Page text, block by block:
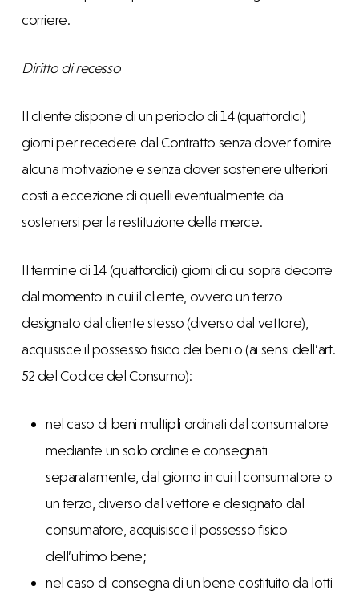
corriere.
Diritto di recesso
Il cliente dispone di un periodo di 14 (quattordici)
giorni per recedere dal Contratto senza dover fornire
alcuna motivazione e senza dover sostenere ulteriori
costi a eccezione di quelli eventualmente da
sostenersi per la restituzione della merce.
Il termine di 14 (quattordici) giorni di cui sopra decorre
dal momento in cui il cliente, ovvero un terzo
designato dal cliente stesso (diverso dal vettore),
acquisisce il possesso fisico dei beni o (ai sensi dell’art.
52 del Codice del Consumo):
nel caso di beni multipli ordinati dal consumatore
mediante un solo ordine e consegnati
separatamente, dal giorno in cui il consumatore o
un terzo, diverso dal vettore e designato dal
consumatore, acquisisce il possesso fisico
dell’ultimo bene;
nel caso di consegna di un bene costituito da lotti